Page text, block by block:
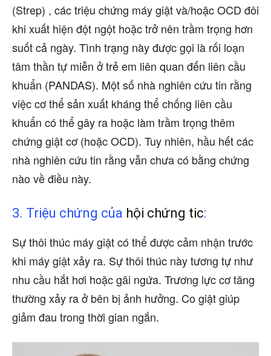
(Strep) , các triệu chứng máy giật và/hoặc OCD đôi
khi xuất hiện đột ngột hoặc trở nên trầm trọng hơn
suốt cả ngày. Tình trạng này được gọi là rối loạn
tâm thần tự miễn ở trẻ em liên quan đến liên cầu
khuẩn (PANDAS). Một số nhà nghiên cứu tin rằng
việc cơ thể sản xuất kháng thể chống liên cầu
khuẩn có thể gây ra hoặc làm trầm trọng thêm
chứng giật cơ (hoặc OCD). Tuy nhiên, hầu hết các
nhà nghiên cứu tin rằng vẫn chưa có bằng chứng
nào về điều này.
3. Triệu chứng của hội chứng tic:
Sự thôi thúc máy giật có thể được cảm nhận trước
khi máy giật xảy ra. Sự thôi thúc này tương tự như
nhu cầu hắt hơi hoặc gãi ngứa. Trương lực cơ tăng
thường xảy ra ở bên bị ảnh hưởng. Co giật giúp
giảm đau trong thời gian ngắn.